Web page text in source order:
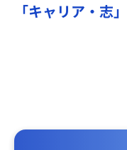
「キャリア・志